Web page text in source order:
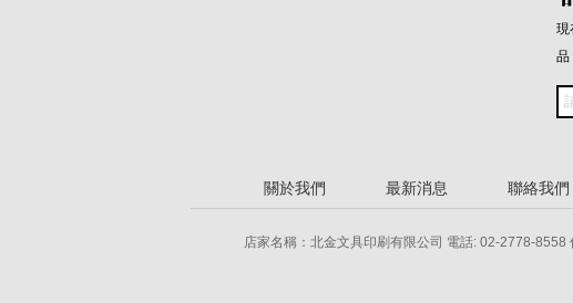
現
品
關於我們 最新消息 聯絡我們
店家名稱：北金文具印刷有限公司 電話: 02-2778-